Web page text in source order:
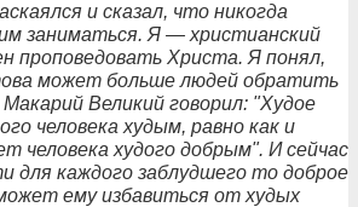
и сказал, что никогда
заниматься. Я — христианский
проповедовать Христа. Я понял,
может больше людей обратить
Великий говорил: "Худое
человека худым, равно как и
человека худого добрым". И сейчас
для каждого заблудшего то доброе
ему избавиться от худых